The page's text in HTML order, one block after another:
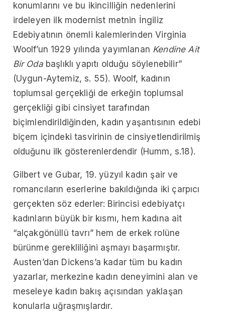
konumlarını ve bu ikincilliğin nedenlerini
irdeleyen ilk modernist metnin İngiliz
Edebiyatının önemli kalemlerinden Virginia
Woolf’un 1929 yılında yayımlanan Kendine Ait
Bir Oda başlıklı yapıtı olduğu söylenebilir”
(Uygun-Aytemiz, s. 55). Woolf, kadının
toplumsal gerçekliği de erkeğin toplumsal
gerçekliği gibi cinsiyet tarafından
biçimlendirildiğinden, kadın yaşantısının edebi
biçem içindeki tasvirinin de cinsiyetlendirilmiş
olduğunu ilk gösterenlerdendir (Humm, s.18).
Gilbert ve Gubar, 19. yüzyıl kadın şair ve
romancıların eserlerine bakıldığında iki çarpıcı
gerçekten söz ederler: Birincisi edebiyatçı
kadınların büyük bir kısmı, hem kadına ait
“alçakgönüllü tavrı” hem de erkek rolüne
bürünme gerekliliğini aşmayı başarmıştır.
Austen’dan Dickens’a kadar tüm bu kadın
yazarlar, merkezine kadın deneyimini alan ve
meseleye kadın bakış açısından yaklaşan
konularla uğraşmışlardır.